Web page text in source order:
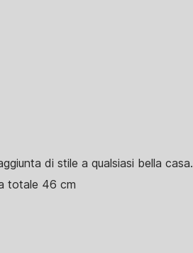
di stile a qualsiasi bella casa.
totale 46 cm